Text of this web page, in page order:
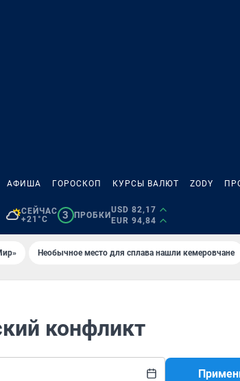
АФИША ГОРОСКОП КУРСЫ ВАЛЮТ ZODY
СЕЙЧАС
+21°C
3 ПРОБКИ
USD 82,17
EUR 94,84
Необычное место для сплава нашли кемеровчане
конфликт